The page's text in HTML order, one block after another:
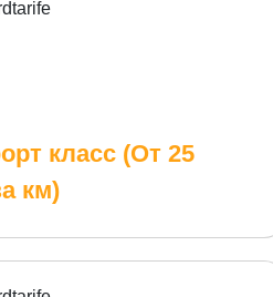
класс (От 25
км)